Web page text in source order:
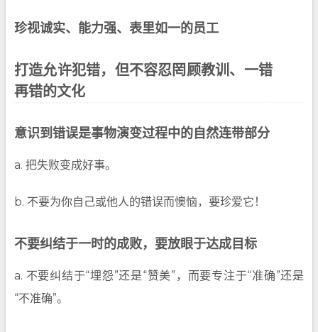
珍视诚实、能力强、表里如一的员工
打造允许犯错，但不容忍罔顾教训、一错
再错的文化
意识到错误是事物演变过程中的自然连带部分
a. 把失败变成好事。
b. 不要为你自己或他人的错误而懊恼，要珍爱它！
不要纠结于一时的成败，要放眼于达成目标
a. 不要纠结于“埋怨”还是“赞美”，而要专注于“准确”还是
“不准确”。